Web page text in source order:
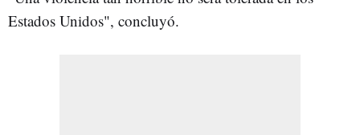
Estados Unidos", concluyó.